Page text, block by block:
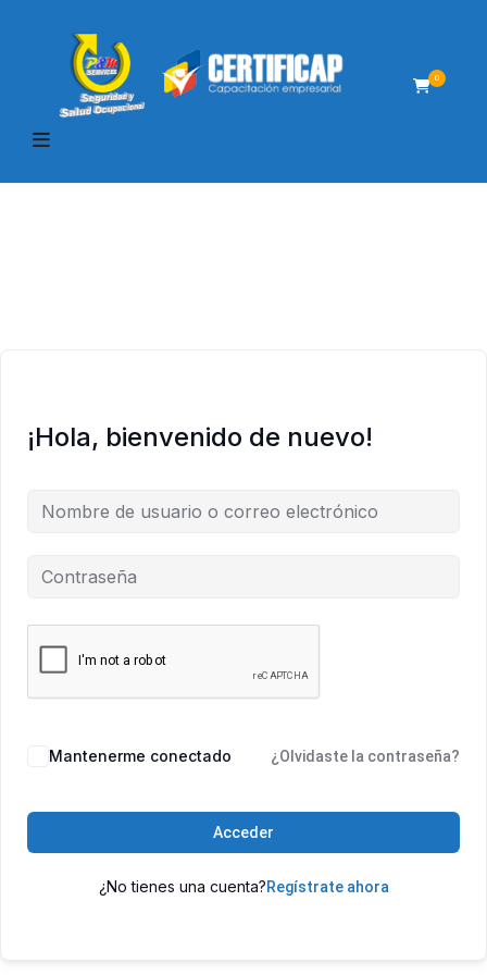
0
¡Hola, bienvenido de nuevo!
Mantenerme conectado ¿Olvidaste la contraseña?
Acceder
¿No tienes una cuenta?Regístrate ahora